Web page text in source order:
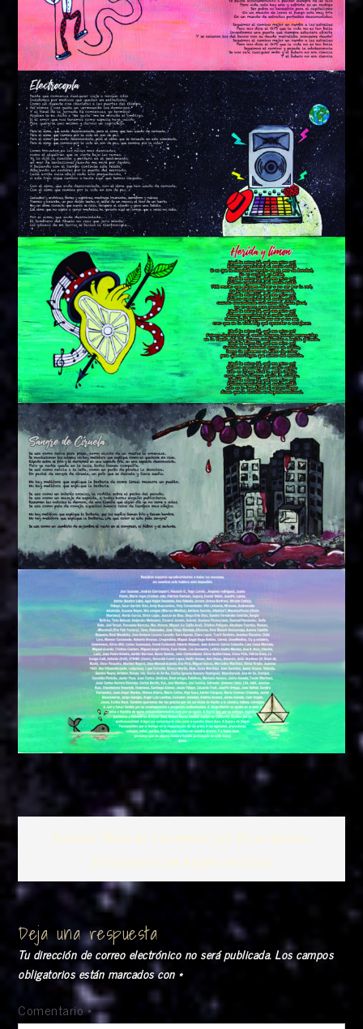
Navegación
de
entradas
Nuestro «Ruta de Carretera» por fín en directo
El Sombrero del Abuelo en EEUU
Deja una respuesta
Tu dirección de correo electrónico no será publicada. Los campos
obligatorios están marcados con *
Comentario*